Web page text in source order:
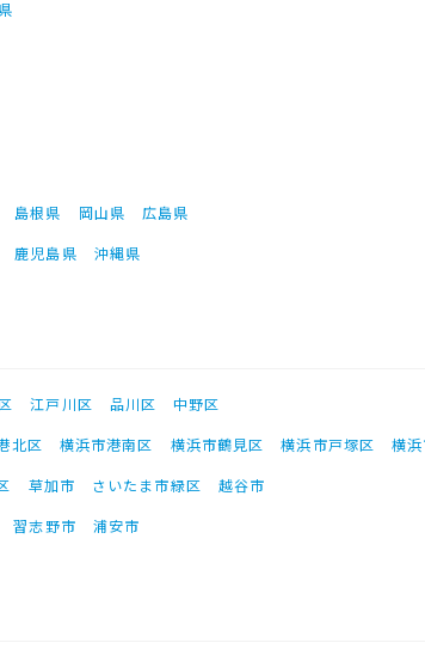
島根県 岡山県
広島県
鹿児島県 沖縄県
江戸川区 品川区
中野区
北区 横浜市港南区 横浜市鶴見区 横浜市戸塚区
横
草加市 さいたま市緑区
越谷市
習志野市 浦安市